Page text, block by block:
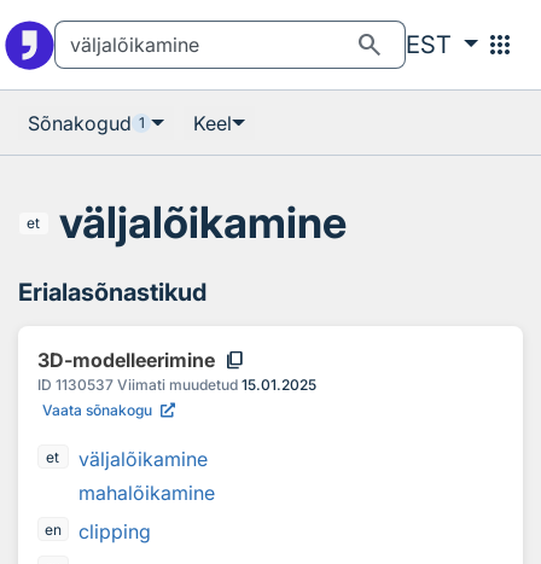
search EST apps
Sõnakogud 1 Keel
et väljalõikamine
Erialasõnastikud
3D-modelleerimine content_copy
ID 1130537 Viimati muudetud 15.01.2025
Vaata sõnakogu
et
väljalõikamine
mahalõikamine
en clipping